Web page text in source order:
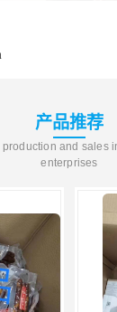
产品推荐
and sales
enterprises